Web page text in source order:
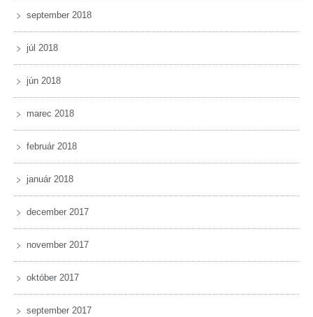
september 2018
júl 2018
jún 2018
marec 2018
február 2018
január 2018
december 2017
november 2017
október 2017
september 2017